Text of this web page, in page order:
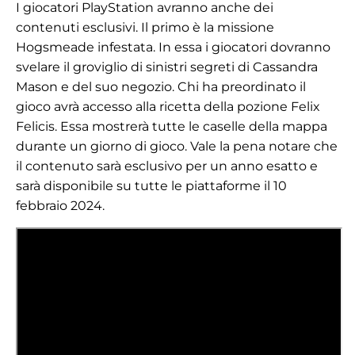
I giocatori PlayStation avranno anche dei
contenuti esclusivi. Il primo è la missione
Hogsmeade infestata. In essa i giocatori dovranno
svelare il groviglio di sinistri segreti di Cassandra
Mason e del suo negozio. Chi ha preordinato il
gioco avrà accesso alla ricetta della pozione Felix
Felicis. Essa mostrerà tutte le caselle della mappa
durante un giorno di gioco. Vale la pena notare che
il contenuto sarà esclusivo per un anno esatto e
sarà disponibile su tutte le piattaforme il 10
febbraio 2024.